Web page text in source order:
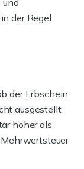
und
der Regel
der Erbschein
ausgestellt
höher als